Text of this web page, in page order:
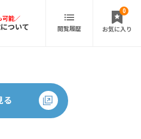
ついて 閲覧履歴 お気に入り
0
る